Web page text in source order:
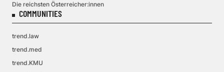
Die reichsten Österreicher:innen
COMMUNITIES
trend.law
trend.med
trend.KMU